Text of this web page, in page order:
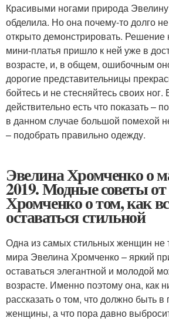
Красивыми ногами природа
обделила. Но она почему-то долго
открыто демонстрировать. Решение
мини-платья пришло к ней уже в
возрасте, и, в общем, ошибочным
дорогие представительницы
бойтесь и не стесняйтесь своих
действительно есть что показать –
в данном случае большой помехой
– подобрать правильно одежду.
Эвелина Хромченко о
2019. Модные советы
Хромченко о том, как
оставаться стильной
Одна из самых стильных женщин не
мира Эвелина Хромченко – яркий
оставаться элегантной и молодой
возрасте. Именно поэтому она, как
рассказать о том, что должно быть
женщины, а что пора давно